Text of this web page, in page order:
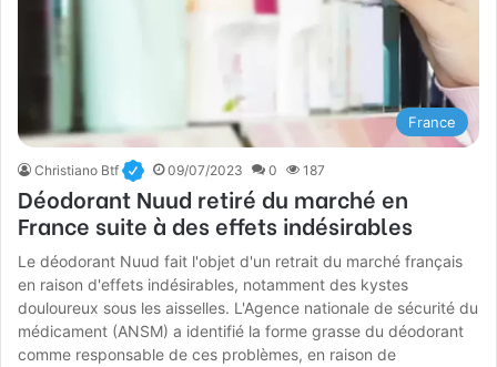
France
Christiano Btf 09/07/2023 0 187
Déodorant Nuud retiré du marché en
France suite à des effets indésirables
Le déodorant Nuud fait l'objet d'un retrait du marché français
en raison d'effets indésirables, notamment des kystes
douloureux sous les aisselles. L'Agence nationale de sécurité du
médicament (ANSM) a identifié la forme grasse du déodorant
comme responsable de ces problèmes, en raison de